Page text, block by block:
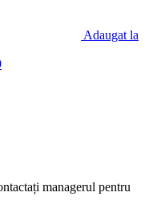
Adaugat la
managerul pentru